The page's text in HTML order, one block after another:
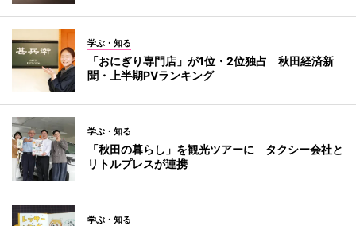
学ぶ・知る
「おにぎり専門店」が1位・2位独占 秋田経済新
聞・上半期PVランキング
学ぶ・知る
「秋田の暮らし」を観光ツアーに タクシー会社と
リトルプレスが連携
学ぶ・知る